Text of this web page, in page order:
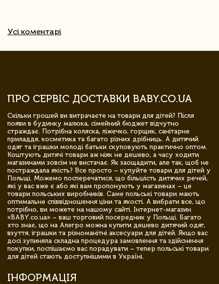
Усі коментарі
ПРО СЕРВІС ДОСТАВКИ BABY.CO.UA
Скільки грошей ви витрачаєте на товари для дітей? Після
появи в будинку малюка, сімейний бюджет відчутно
страждає. Потрібна коляска, ліжечко, горщик, санітарне
приладдя, косметика та багато різних дрібниць. А дитячий
одяг та іграшки молоді батьки скуповують практично оптом.
Коштують дитячі товари аж ніяк не дешево, а часу ходити
магазинами зовсім не вистачає. Як заощадити, але так, щоб не
постраждала якість? Все просто – купуйте товари для дітей у
Польщі. Можемо посперечатися, що більшість дитячих речей,
які у вас вже є або які вам пропонують у магазинах – це
товари польських виробників. Саме польські товари мають
оптимальне співвідношення ціни та якості. А вибрати все, що
потрібно, ви можете на нашому сайті. Інтернет-магазин
«BABY.co.ua» – ваш торговий посередник у Польщі. Багато
хто знає, що на Алегро можна купити дешево дитячий одяг,
взуття, іграшки та різноманітні аксесуари для дітей. Якщо вас
досі зупиняла складна процедура замовлення та здійснення
покупки, поспішаємо вас порадувати – тепер польські товари
для дітей стають доступнішими в Україні.
ІНФОРМАЦІЯ